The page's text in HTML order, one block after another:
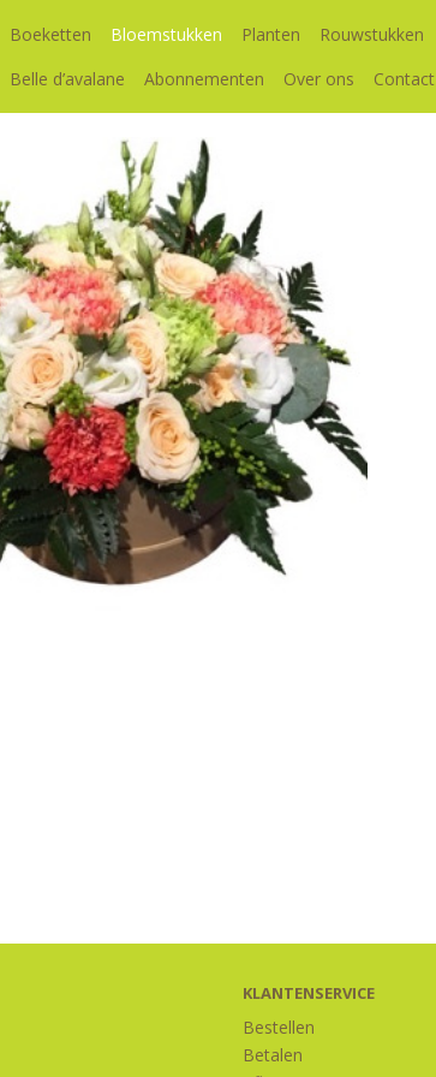
Boeketten Bloemstukken Planten Rouwstukken
Belle d’avalane
Abonnementen Over ons Contact
KLANTENSERVICE
Bestellen
Betalen